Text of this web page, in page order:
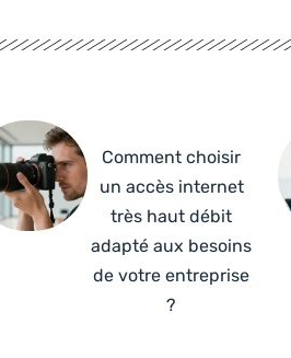
Comment choisir
un accès internet
très haut débit
adapté aux besoins
de votre entreprise
?